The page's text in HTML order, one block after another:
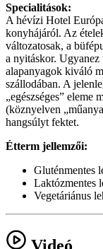
Specialitások:
A hévízi Hotel
konyhájáról. Az
változatosak, a
a nyitáskor. Ugyanez
alapanyagok kiváló
szállodában. A
„egészséges” eleme
(köznyelven
hangsúlyt fektet.
Étterm jellemzői:
Gluténmentes
Laktózmentes
Vegetáriánus